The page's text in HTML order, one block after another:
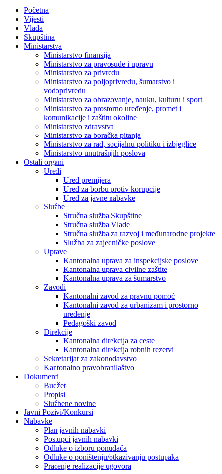
Početna
Vijesti
Vlada
Skupština
Ministarstva
Ministarstvo finansija
Ministarstvo za pravosuđe i upravu
Ministarstvo za privredu
Ministarstvo za poljoprivredu, šumarstvo i
vodoprivredu
Ministarstvo za obrazovanje, nauku, kulturu i sport
Ministarstvo za prostorno uređenje, promet i
komunikacije i zaštitu okoline
Ministarstvo zdravstva
Ministarstvo za boračka pitanja
Ministarstvo za rad, socijalnu politiku i izbjeglice
Ministarstvo unutrašnjih poslova
Ostali organi
Uredi
Ured premijera
Ured za borbu protiv korupcije
Ured za javne nabavke
Službe
Stručna služba Skupštine
Stručna služba Vlade
Stručna služba za razvoj i međunarodne projekte
Služba za zajedničke poslove
Uprave
Kantonalna uprava za inspekcijske poslove
Kantonalna uprava civilne zaštite
Kantonalna uprava za šumarstvo
Zavodi
Kantonalni zavod za pravnu pomoć
Kantonalni zavod za urbanizam i prostorno
uređenje
Pedagoški zavod
Direkcije
Kantonalna direkcija za ceste
Kantonalna direkcija robnih rezervi
Sekretarijat za zakonodavstvo
Kantonalno pravobranilaštvo
Dokumenti
Budžet
Propisi
Službene novine
Javni Pozivi/Konkursi
Nabavke
Plan javnih nabavki
Postupci javnih nabavki
Odluke o izboru ponuđača
Odluke o poništenju/otkazivanju postupaka
Praćenje realizacije ugovora